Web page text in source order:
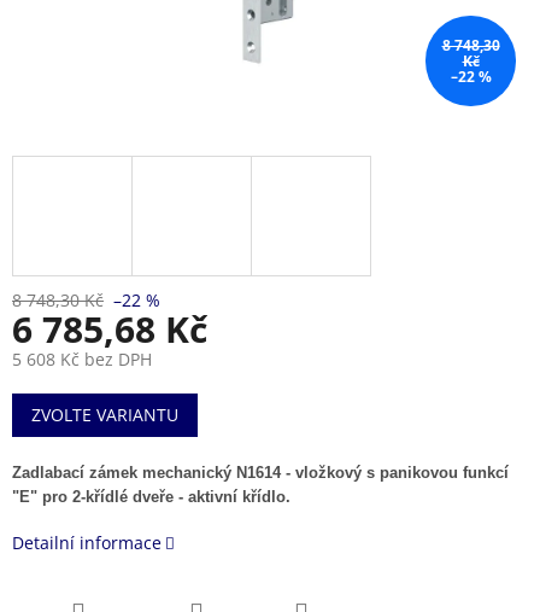
8 748,30
Kč
–22 %
8 748,30 Kč –22 %
6 785,68 Kč
5 608 Kč bez DPH
Měrná
cena:
ZVOLTE VARIANTU
Zadlabací zámek mechanický N1614 - vložkový s panikovou funkcí
"E" pro 2-křídlé dveře - aktivní křídlo.
Detailní informace